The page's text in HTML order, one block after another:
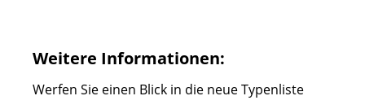
Weitere Informationen:
Werfen Sie einen Blick in die neue Typenliste